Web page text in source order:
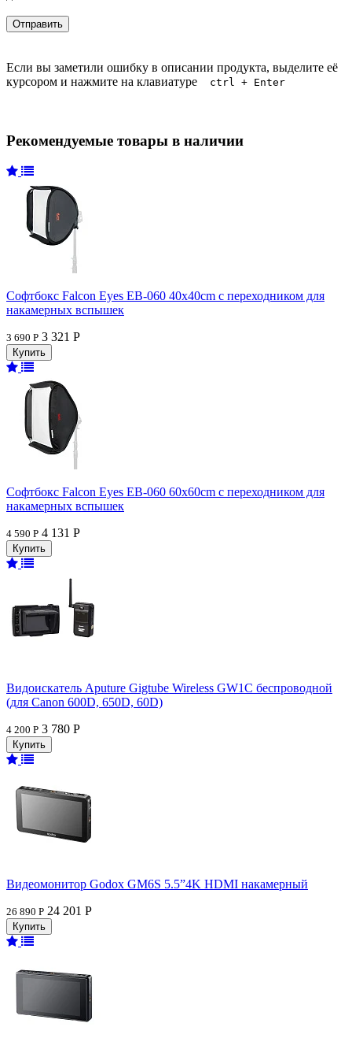
Если вы заметили ошибку в описании продукта, выделите её
курсором и нажмите на клавиатуре
ctrl + Enter
Рекомендуемые товары в наличии
Софтбокс Falcon Eyes EB-060 40x40cm с переходником для
накамерных вспышек
3 690 Р 3 321 Р
Софтбокс Falcon Eyes EB-060 60x60cm с переходником для
накамерных вспышек
4 590 Р 4 131 Р
Видоискатель Aputure Gigtube Wireless GW1C беспроводной
(для Canon 600D, 650D, 60D)
4 200 Р 3 780 Р
Видеомонитор Godox GM6S 5.5”4K HDMI накамерный
26 890 Р 24 201 Р